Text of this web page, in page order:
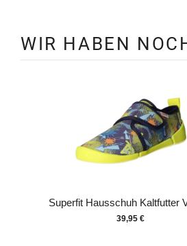
WIR HABEN
Superfit Hausschuh Kaltfutter
39,95 €